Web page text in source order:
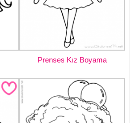
Prenses Kız Boyama